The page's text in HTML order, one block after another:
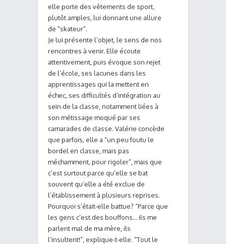
elle porte des vêtements de sport,
plutôt amples, lui donnant une allure
de “skateur”.
Je lui présente l’objet, le sens de nos
rencontres à venir. Elle écoute
attentivement, puis évoque son rejet
de l’école, ses lacunes dans les
apprentissages qui la mettent en
échec, ses difficultés d’intégration au
sein de la classe, notamment liées à
son métissage moqué par ses
camarades de classe. Valérie concède
que parfois, elle a “un peu foutu le
bordel en classe, mais pas
méchamment, pour rigoler”, mais que
c’est surtout parce qu’elle se bat
souvent qu’elle a été exclue de
l’établissement à plusieurs reprises.
Pourquoi s’était-elle battue? “Parce que
les gens c’est des bouffons… ils me
parlent mal de ma mère, ils
l’insultent!”, explique-t-elle. “Tout le